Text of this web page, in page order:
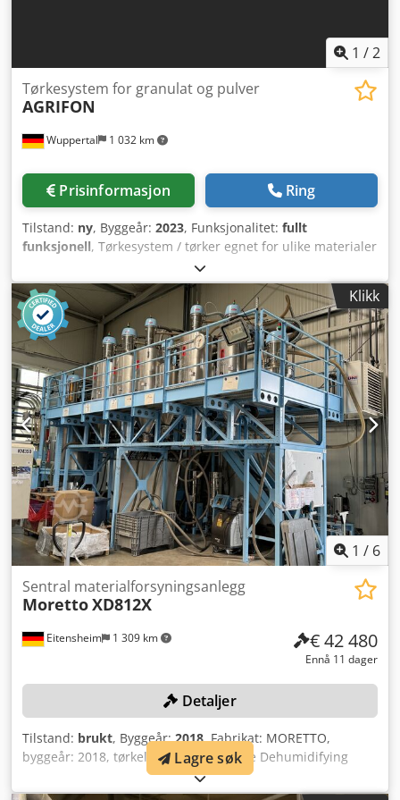
1 /2
Wuppertal 1 032 km
Tørkesystem for granulat og pulver
AGRIFON
Prisinformasjon Ring
Tilstand: ny, Byggeår: 2023, Funksjonalitet: fullt
funksjonell, Tørkesystem / tørker egnet for ulike materialer
som pulver, granulat osv. - Styring for
temperaturregulering Maskinen er tilkoblet og klar for
testing i vår maskinhall. Dsdpfx Aiequ R Nao Ssck
Klikk
1 / 6
Eitensheim 1 309 km
Sentral materialforsyningsanlegg
MorettoXD812X
€ 42 480
Ennå 11 dager
Detaljer
Tilstand: brukt, Byggeår:2018, Fabrikat: MORETTO,
byggeår: 2018, tørkeluftgenerator, type Dehumidifying
XD812X, serienummer 1802877, styring, type XD600,
luftfordeler, type Server Flowmatik SR30F120,
Lagre søk